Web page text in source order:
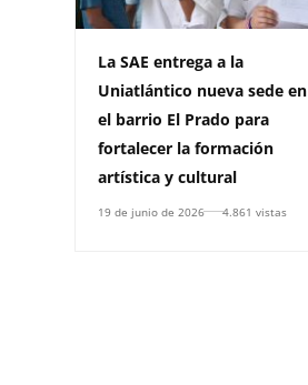
La SAE entrega a la
Uniatlántico nueva sede en
el barrio El Prado para
fortalecer la formación
artística y cultural
19 de junio de 2026 4.861 vistas